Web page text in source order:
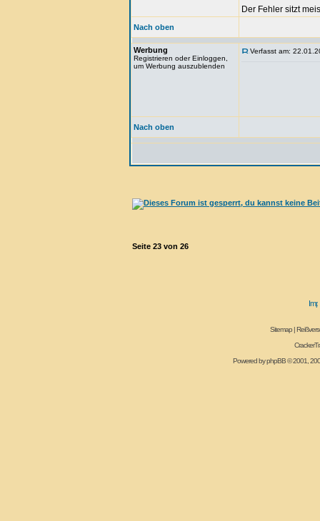
Der Fehler sitzt
Nach oben
Werbung
Registrieren oder Einloggen,
um Werbung auszublenden
Verfasst am:
Nach oben
Seite 23 von 26
Sitemap |
Powered byphpBB© 2001,